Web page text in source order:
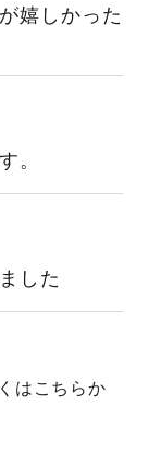
嬉しかった
。
した